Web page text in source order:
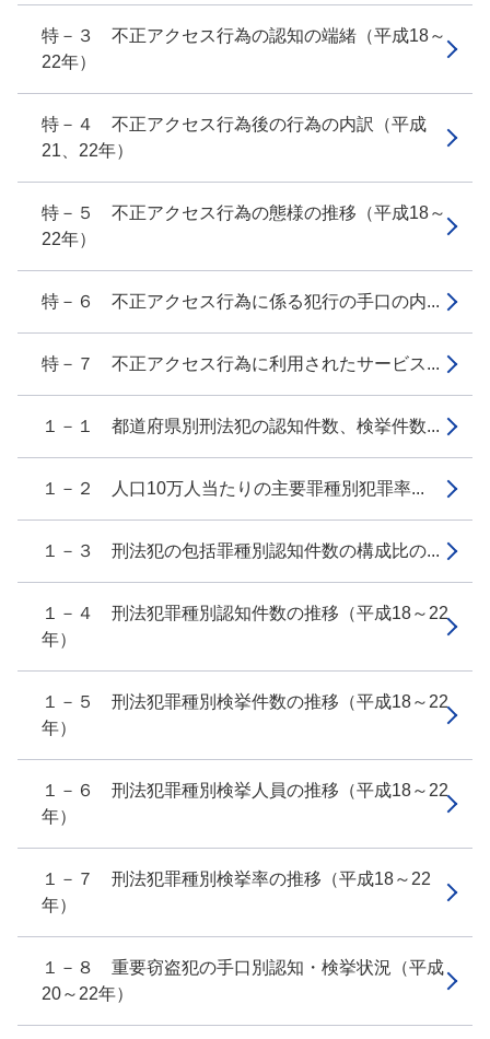
特－３ 不正アクセス行為の認知の端緒（平成18～
22年）
特－４ 不正アクセス行為後の行為の内訳（平成
21、22年）
特－５ 不正アクセス行為の態様の推移（平成18～
22年）
特－６ 不正アクセス行為に係る犯行の手口の内...
特－７ 不正アクセス行為に利用されたサービス...
１－１ 都道府県別刑法犯の認知件数、検挙件数...
１－２ 人口10万人当たりの主要罪種別犯罪率...
１－３ 刑法犯の包括罪種別認知件数の構成比の...
１－４ 刑法犯罪種別認知件数の推移（平成18～22
年）
１－５ 刑法犯罪種別検挙件数の推移（平成18～22
年）
１－６ 刑法犯罪種別検挙人員の推移（平成18～22
年）
１－７ 刑法犯罪種別検挙率の推移（平成18～22
年）
１－８ 重要窃盗犯の手口別認知・検挙状況（平成
20～22年）